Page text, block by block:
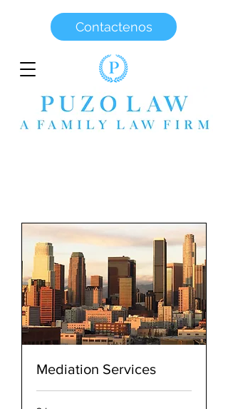
Contactenos
Mediation Services